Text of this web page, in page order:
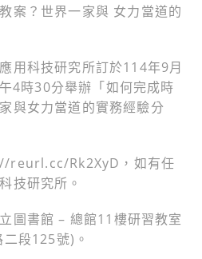
案？世界一家與 女力當道的
用科技研究所訂於114年9月
4時30分舉辦「如何完成時
與女力當道的實務經驗分
reurl.cc/Rk2XyD，如有任
技研究所。
圖書館 – 總館11樓研習教室
段125號)。